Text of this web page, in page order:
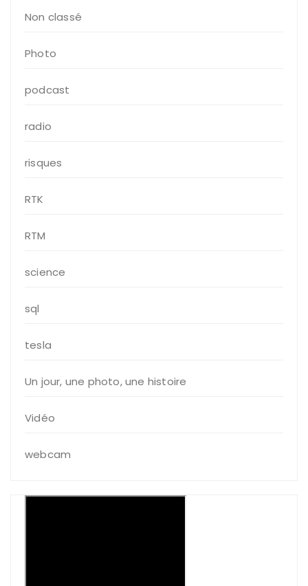
Non classé
Photo
podcast
radio
risques
RTK
RTM
science
sql
tesla
Un jour, une photo, une histoire
Vidéo
webcam